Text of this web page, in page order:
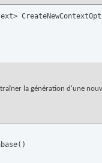
la génération d'une
( )